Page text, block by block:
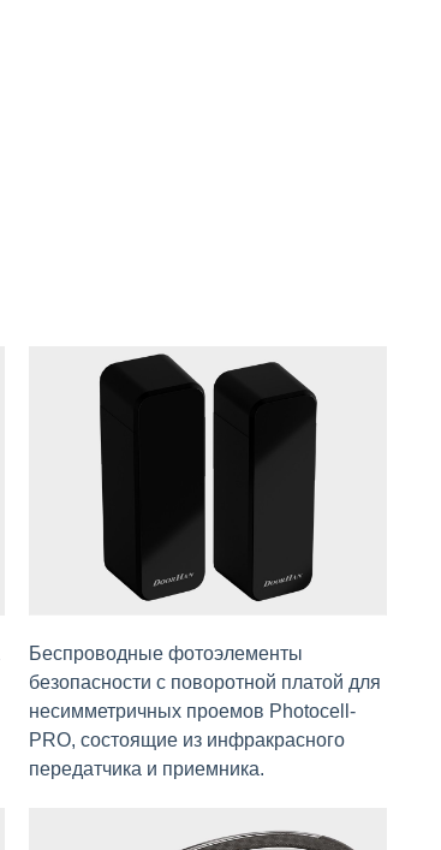
Беспроводные фотоэлементы
безопасности c поворотной платой для
несимметричных проемов Photocell-
PRO, состоящие из инфракрасного
передатчика и приемника.